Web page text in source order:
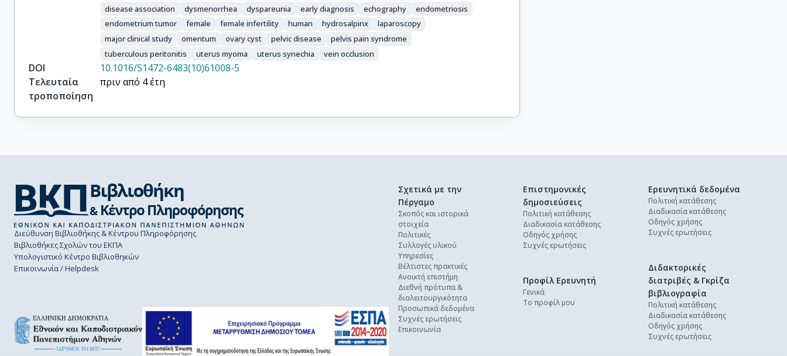
disease association
dysmenorrhea dyspareunia early diagnosis echography
endometriosis
endometrium tumor
female female infertility human hydrosalpinx
laparoscopy
major clinical study
omentum ovary cyst pelvic disease
pelvis pain syndrome
tuberculous peritonitis
uterus myoma uterus synechia vein occlusion
DOI
10.1016/S1472-6483(10)61008-5
Τελευταία
τροποποίηση
πριν από 4 έτη
Διεύθυνση Βιβλιοθήκης & Κέντρου Πληροφόρησης
Βιβλιοθήκες Σχολών του ΕΚΠΑ
Υπολογιστικό Κέντρο Βιβλιοθηκών
Επικοινωνία / Helpdesk
Σχετικά με την
Πέργαμο
Σκοπός και ιστορικά
στοιχεία
Πολιτικές
Συλλογές υλικού
Υπηρεσίες
Βέλτιστες πρακτικές
Ανοικτή επιστήμη
Διεθνή πρότυπα &
διαλειτουργικότητα
Προσωπικά δεδομένα
Συχνές ερωτήσεις
Επικοινωνία
Επιστημονικές
δημοσιεύσεις
Πολιτική κατάθεσης
Διαδικασία κατάθεσης
Οδηγός χρήσης
Συχνές ερωτήσεις
Ερευνητικά δεδομένα
Πολιτική κατάθεσης
Διαδικασία κατάθεσης
Οδηγός χρήσης
Συχνές ερωτήσεις
Διδακτορικές
διατριβές & Γκρίζα
βιβλιογραφία
Πολιτική κατάθεσης
Διαδικασία κατάθεσης
Οδηγός χρήσης
Συχνές ερωτήσεις
Προφίλ Ερευνητή
Γενικά
Το προφίλ μου